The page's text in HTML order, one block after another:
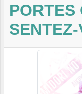
PORTES